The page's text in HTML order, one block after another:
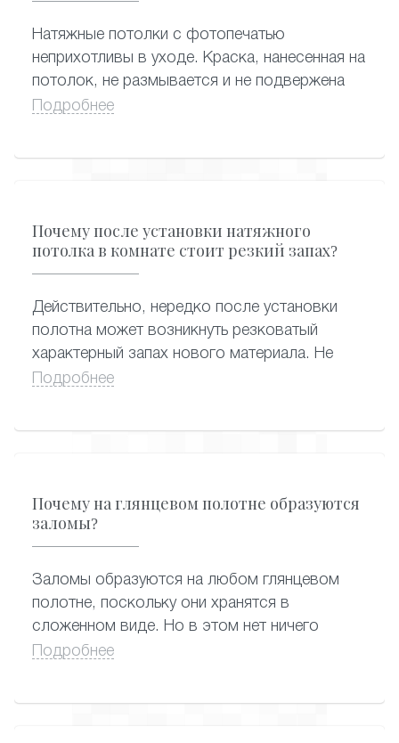
Натяжные потолки с фотопечатью
неприхотливы в уходе. Краска, нанесенная на
потолок, не размывается и не подвержена
растрескиванию, поэтому ухаживать за
Подробнее
Почему после установки натяжного
потолка в комнате стоит резкий запах?
Действительно, нередко после установки
полотна может возникнуть резковатый
характерный запах нового материала. Не
стоит волноваться: он, как правило,
они самые востребованные, и их быстро
практически полностью потерять запах, пока
находятся на складе.
Подробнее
Почему на глянцевом полотне образуются
заломы?
Заломы образуются на любом глянцевом
полотне, поскольку они хранятся в
сложенном виде. Но в этом нет ничего
страшного, поскольку заломы заметны
Подробнее